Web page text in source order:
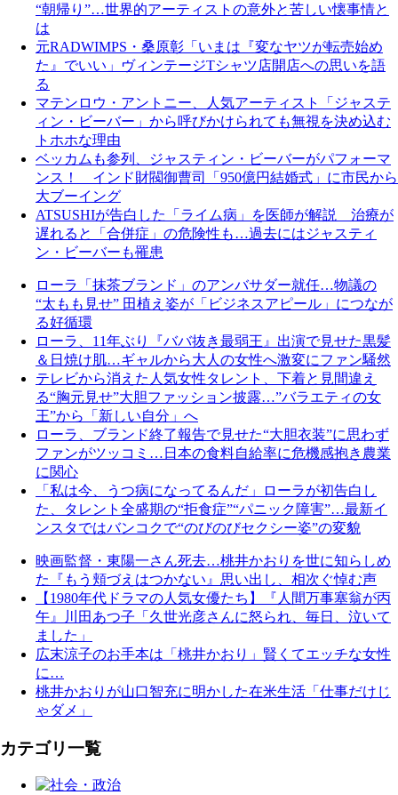
“朝帰り”…世界的アーティストの意外と苦しい懐事情と
は
元RADWIMPS・桑原彰「いまは『変なヤツが転売始め
た』でいい」ヴィンテージTシャツ店開店への思いを語
る
マテンロウ・アントニー、人気アーティスト「ジャステ
ィン・ビーバー」から呼びかけられても無視を決め込む
トホホな理由
ベッカムも参列、ジャスティン・ビーバーがパフォーマ
ンス！ インド財閥御曹司「950億円結婚式」に市民から
大ブーイング
ATSUSHIが告白した「ライム病」を医師が解説 治療が
遅れると「合併症」の危険性も…過去にはジャスティ
ン・ビーバーも罹患
ローラ「抹茶ブランド」のアンバサダー就任…物議の
“太もも見せ” 田植え姿が「ビジネスアピール」につなが
る好循環
ローラ、11年ぶり『ババ抜き最弱王』出演で見せた黒髪
＆日焼け肌…ギャルから大人の女性へ激変にファン騒然
テレビから消えた人気女性タレント、下着と見間違え
る“胸元見せ”大胆ファッション披露…”バラエティの女
王”から「新しい自分」へ
ローラ、ブランド終了報告で見せた“大胆衣装”に思わず
ファンがツッコミ…日本の食料自給率に危機感抱き農業
に関心
「私は今、うつ病になってるんだ」ローラが初告白し
た、タレント全盛期の“拒食症”“パニック障害”…最新イ
ンスタではバンコクで“のびのびセクシー姿”の変貌
映画監督・東陽一さん死去…桃井かおりを世に知らしめ
た『もう頬づえはつかない』思い出し、相次ぐ悼む声
【1980年代ドラマの人気女優たち】『人間万事塞翁が丙
午』川田あつ子「久世光彦さんに怒られ、毎日、泣いて
ました」
広末涼子のお手本は「桃井かおり」賢くてエッチな女性
に…
桃井かおりが山口智充に明かした在米生活「仕事だけじ
ゃダメ」
カテゴリ一覧